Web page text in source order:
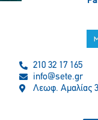
210 32 17 165
info@sete.gr
Λεωφ. Αμαλίας